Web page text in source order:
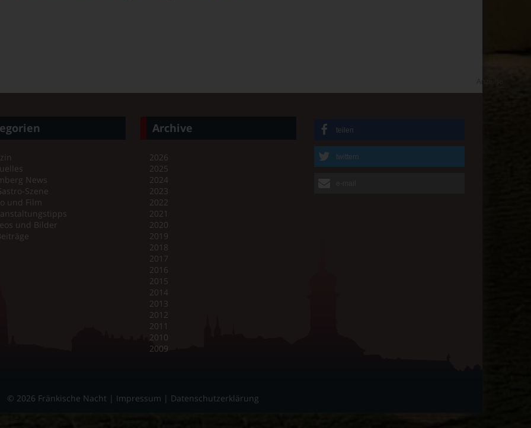
News
Szene
und Film
und Bilder
Archive
2026
2025
2024
2023
2022
2021
2020
2019
2018
2017
2016
2015
2014
2013
2012
2011
2010
2009
teilen
twittern
© 2026 Fränkische Nacht | Impressum | Datenschutzerklärung